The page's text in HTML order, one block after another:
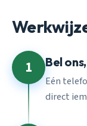
1 Bel
Eén
direct